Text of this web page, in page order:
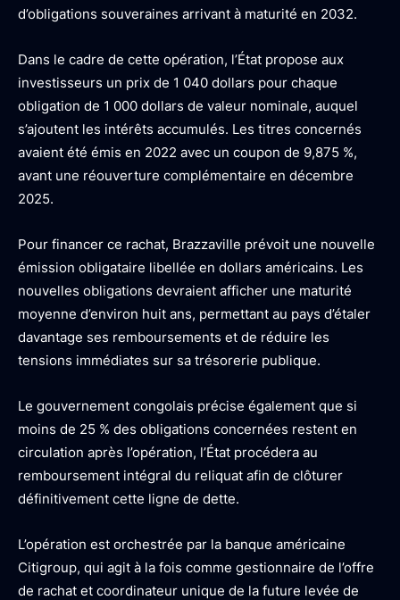
d’obligations souveraines arrivant à maturité en 2032.
Dans le cadre de cette opération, l’État propose aux
investisseurs un prix de 1 040 dollars pour chaque
obligation de 1 000 dollars de valeur nominale, auquel
s’ajoutent les intérêts accumulés. Les titres concernés
avaient été émis en 2022 avec un coupon de 9,875 %,
avant une réouverture complémentaire en décembre
2025.
Pour financer ce rachat, Brazzaville prévoit une nouvelle
émission obligataire libellée en dollars américains. Les
nouvelles obligations devraient afficher une maturité
moyenne d’environ huit ans, permettant au pays d’étaler
davantage ses remboursements et de réduire les
tensions immédiates sur sa trésorerie publique.
Le gouvernement congolais précise également que si
moins de 25 % des obligations concernées restent en
circulation après l’opération, l’État procédera au
remboursement intégral du reliquat afin de clôturer
définitivement cette ligne de dette.
L’opération est orchestrée par la banque américaine
Citigroup, qui agit à la fois comme gestionnaire de l’offre
de rachat et coordinateur unique de la future levée de